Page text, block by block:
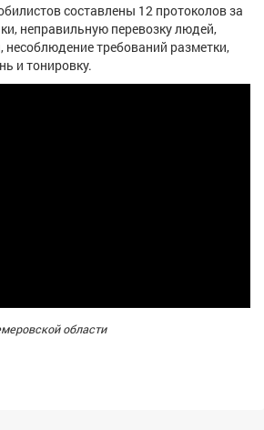
составлены 12 протоколов за
неправильную перевозку людей,
несоблюдение требований разметки,
и тонировку.
области